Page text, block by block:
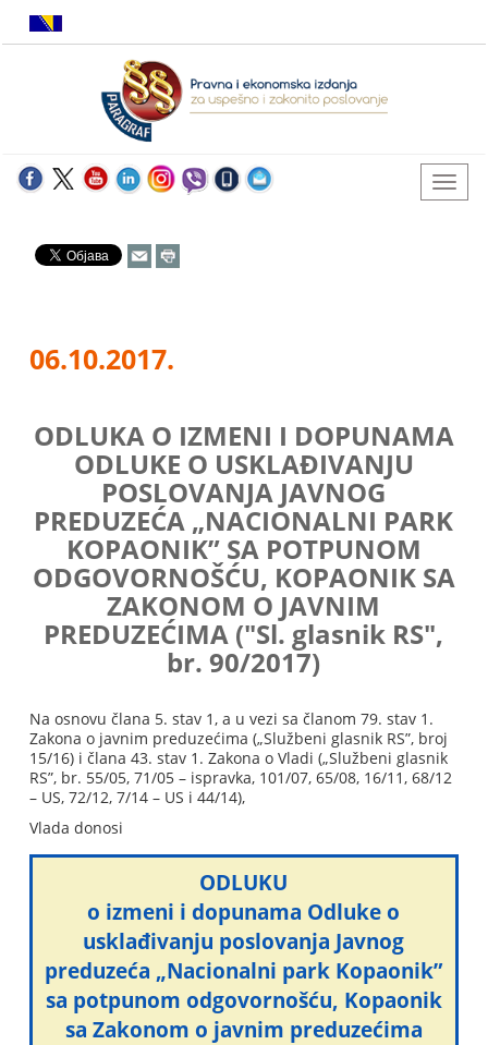
06.10.2017.
ODLUKA O IZMENI I DOPUNAMA
ODLUKE O USKLAĐIVANJU
POSLOVANJA JAVNOG
PREDUZEĆA „NACIONALNI PARK
KOPAONIK” SA POTPUNOM
ODGOVORNOŠĆU, KOPAONIK SA
ZAKONOM O JAVNIM
PREDUZEĆIMA ("Sl. glasnik RS",
br. 90/2017)
Na osnovu člana 5. stav 1, a u vezi sa članom 79. stav 1.
Zakona o javnim preduzećima („Službeni glasnik RS”, broj
15/16) i člana 43. stav 1. Zakona o Vladi („Službeni glasnik
RS”, br. 55/05, 71/05 – ispravka, 101/07, 65/08, 16/11, 68/12
– US, 72/12, 7/14 – US i 44/14),
Vlada donosi
ODLUKU
o izmeni i dopunama Odluke o
usklađivanju poslovanja Javnog
preduzeća „Nacionalni park Kopaonik”
sa potpunom odgovornošću, Kopaonik
sa Zakonom o javnim preduzećima